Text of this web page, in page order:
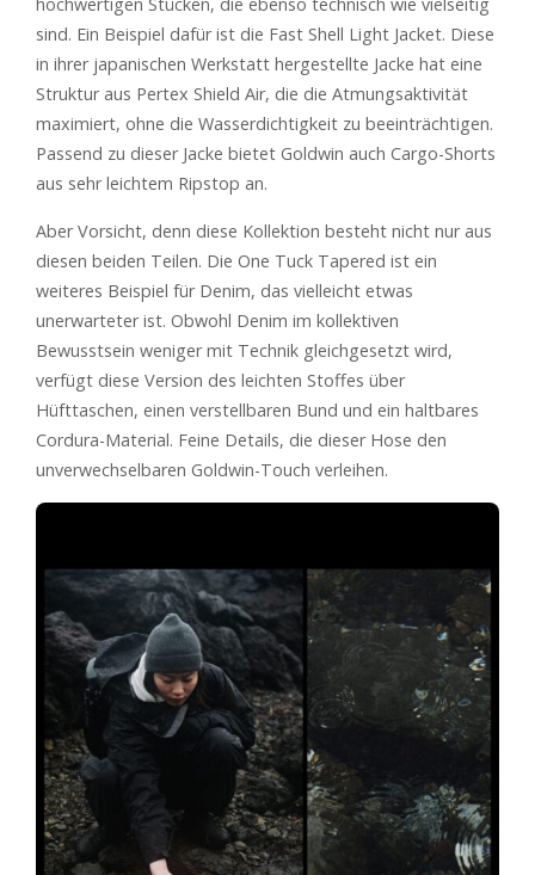
sind. Ein Beispiel dafür ist die Fast Shell Light Jacket. Diese
in ihrer japanischen Werkstatt hergestellte Jacke hat eine
Struktur aus Pertex Shield Air, die die Atmungsaktivität
maximiert, ohne die Wasserdichtigkeit zu beeinträchtigen.
Passend zu dieser Jacke bietet Goldwin auch Cargo-Shorts
aus sehr leichtem Ripstop an.
Aber Vorsicht, denn diese Kollektion besteht nicht nur aus
diesen beiden Teilen. Die One Tuck Tapered ist ein
weiteres Beispiel für Denim, das vielleicht etwas
unerwarteter ist. Obwohl Denim im kollektiven
Bewusstsein weniger mit Technik gleichgesetzt wird,
verfügt diese Version des leichten Stoffes über
Hüfttaschen, einen verstellbaren Bund und ein haltbares
Cordura-Material. Feine Details, die dieser Hose den
unverwechselbaren Goldwin-Touch verleihen.